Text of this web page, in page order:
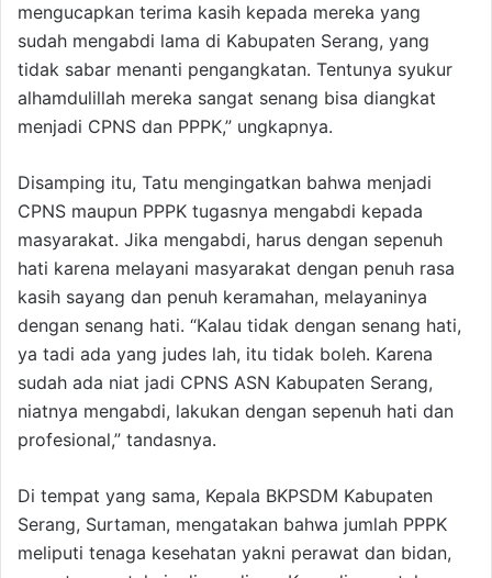
mengucapkan terima kasih kepada mereka yang
sudah mengabdi lama di Kabupaten Serang, yang
tidak sabar menanti pengangkatan. Tentunya syukur
alhamdulillah mereka sangat senang bisa diangkat
menjadi CPNS dan PPPK,” ungkapnya.
Disamping itu, Tatu mengingatkan bahwa menjadi
CPNS maupun PPPK tugasnya mengabdi kepada
masyarakat. Jika mengabdi, harus dengan sepenuh
hati karena melayani masyarakat dengan penuh rasa
kasih sayang dan penuh keramahan, melayaninya
dengan senang hati. “Kalau tidak dengan senang hati,
ya tadi ada yang judes lah, itu tidak boleh. Karena
sudah ada niat jadi CPNS ASN Kabupaten Serang,
niatnya mengabdi, lakukan dengan sepenuh hati dan
profesional,” tandasnya.
Di tempat yang sama, Kepala BKPSDM Kabupaten
Serang, Surtaman, mengatakan bahwa jumlah PPPK
meliputi tenaga kesehatan yakni perawat dan bidan,